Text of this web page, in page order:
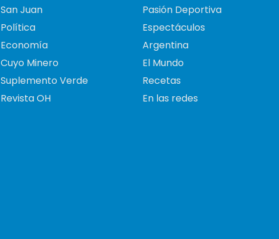
San Juan
Política
Economía
Cuyo Minero
Suplemento Verde
Revista OH
Pasión Deportiva
Espectáculos
Argentina
El Mundo
Recetas
En las redes